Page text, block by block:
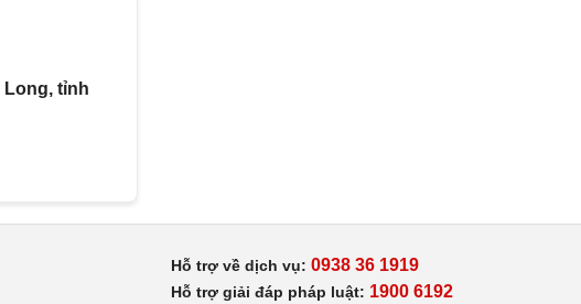
Long, tỉnh
Hỗ trợ về dịch vụ: 0938 36 1919
Hỗ trợ giải đáp pháp luật: 1900 6192